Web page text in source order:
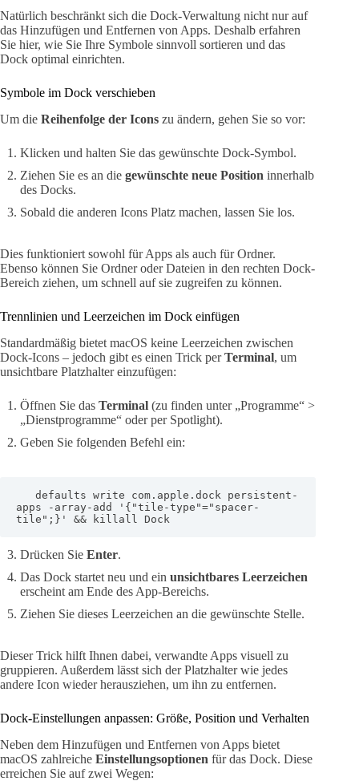
Natürlich beschränkt sich die Dock-Verwaltung nicht nur auf
das Hinzufügen und Entfernen von Apps. Deshalb erfahren
Sie hier, wie Sie Ihre Symbole sinnvoll sortieren und das
Dock optimal einrichten.
Symbole im Dock verschieben
Um die Reihenfolge der Icons zu ändern, gehen Sie so vor:
Klicken und halten Sie das gewünschte Dock-Symbol.
Ziehen Sie es an die gewünschte neue Position innerhalb
des Docks.
Sobald die anderen Icons Platz machen, lassen Sie los.
Dies funktioniert sowohl für Apps als auch für Ordner.
Ebenso können Sie Ordner oder Dateien in den rechten Dock-
Bereich ziehen, um schnell auf sie zugreifen zu können.
Trennlinien und Leerzeichen im Dock einfügen
Standardmäßig bietet macOS keine Leerzeichen zwischen
Dock-Icons – jedoch gibt es einen Trick perTerminal, um
unsichtbare Platzhalter einzufügen:
Öffnen Sie das Terminal (zu finden unter „Programme“ >
„Dienstprogramme“ oder per Spotlight).
Geben Sie folgenden Befehl ein:
apps -array-add '{"tile-type"="spacer-
tile";}' && killall Dock
Drücken Sie Enter.
Das Dock startet neu und ein unsichtbares Leerzeichen
erscheint am Ende des App-Bereichs.
Ziehen Sie dieses Leerzeichen an die gewünschte Stelle.
Dieser Trick hilft Ihnen dabei, verwandte Apps visuell zu
gruppieren. Außerdem lässt sich der Platzhalter wie jedes
andere Icon wieder herausziehen, um ihn zu entfernen.
Dock-Einstellungen anpassen: Größe, Position und Verhalten
Neben dem Hinzufügen und Entfernen von Apps bietet
macOS zahlreiche Einstellungsoptionen für das Dock. Diese
erreichen Sie auf zwei Wegen: